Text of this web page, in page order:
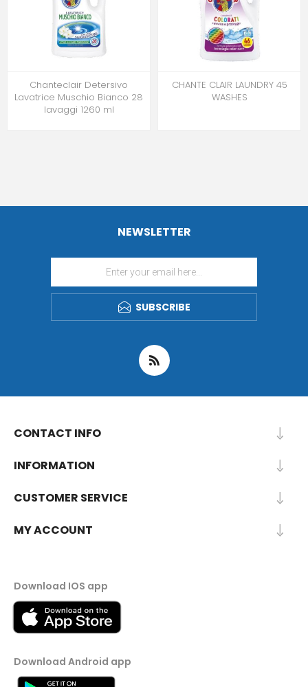
Chanteclair Detersivo
Lavatrice Muschio Bianco 28
lavaggi 1260 ml
CHANTE CLAIR LAUNDRY 45
WASHES
NEWSLETTER
SUBSCRIBE
CONTACT INFO
INFORMATION
CUSTOMER SERVICE
MY ACCOUNT
Download IOS app
Download Android app